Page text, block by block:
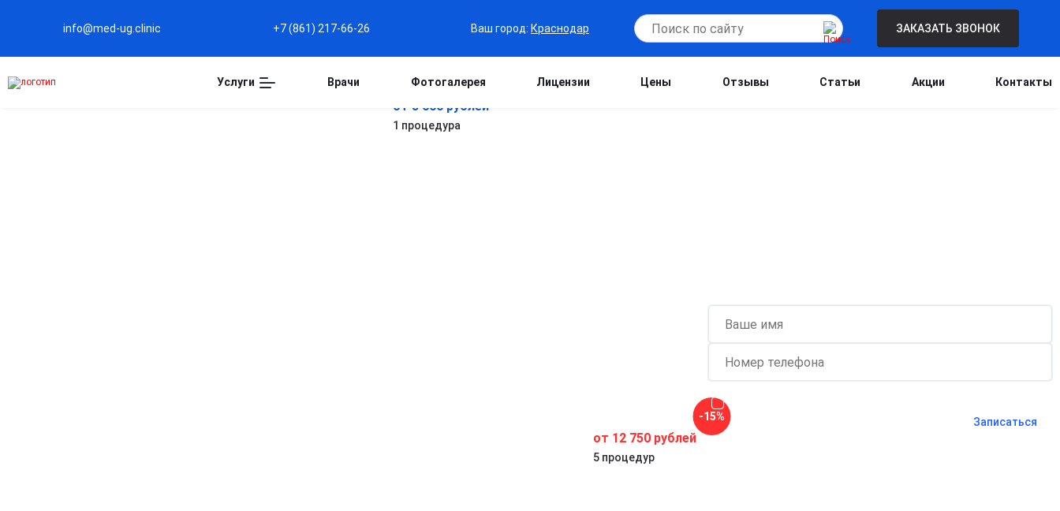
info@med-ug.clinic +7 (861) 217-66-26 Ваш город: Краснодар ЗАКАЗАТЬ ЗВОНОК
Услуги Врачи Фотогалерея Лицензии Цены Отзывы Статьи Акции Контакты
от 3 000 рублей
1 процедура
от 12 750 рублей
5 процедур
-15% Записаться